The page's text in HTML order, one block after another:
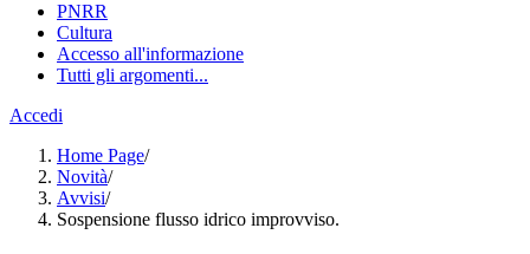
PNRR
Cultura
Accesso all'informazione
Tutti gli argomenti...
Accedi
Home Page/
Novità/
Avvisi/
Sospensione flusso idrico improvviso.